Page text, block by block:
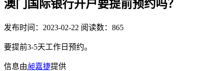
澳门国际银行开户要提前预约吗？
发布时间：2023-02-22 阅读数：865
要提前3-5天工作日预约。
信息由昶嘉捷提供